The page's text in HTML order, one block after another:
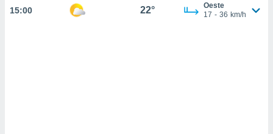
como
15:00 22°
Oeste
17 - 36 km/h